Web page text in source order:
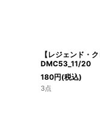
【レジェンド・
DMC53_11/20
180円(税込)
3点